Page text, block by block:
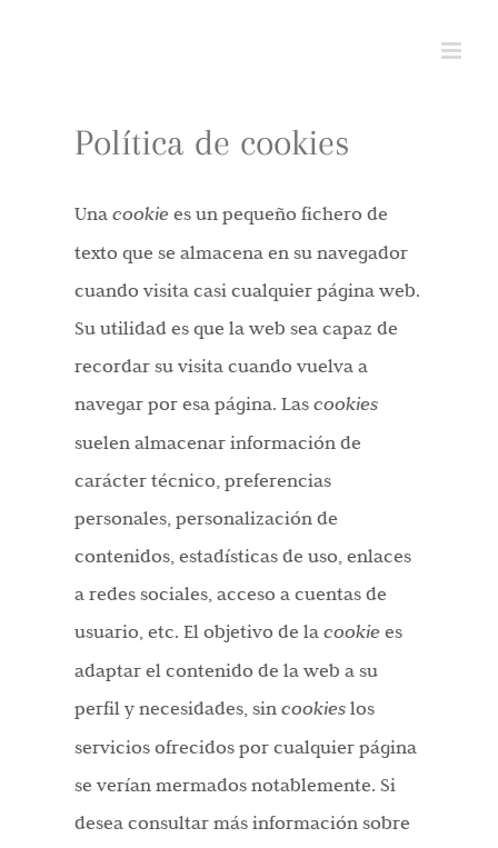
Política de cookies
Una cookiees un pequeño fichero de
texto que se almacena en su navegador
cuando visita casi cualquier página web.
Su utilidad es que la web sea capaz de
recordar su visita cuando vuelva a
navegar por esa página. Las cookies
suelen almacenar información de
carácter técnico, preferencias
personales, personalización de
contenidos, estadísticas de uso, enlaces
a redes sociales, acceso a cuentas de
usuario, etc. El objetivo de la cookiees
adaptar el contenido de la web a su
perfil y necesidades, sin cookieslos
servicios ofrecidos por cualquier página
se verían mermados notablemente. Si
desea consultar más información sobre